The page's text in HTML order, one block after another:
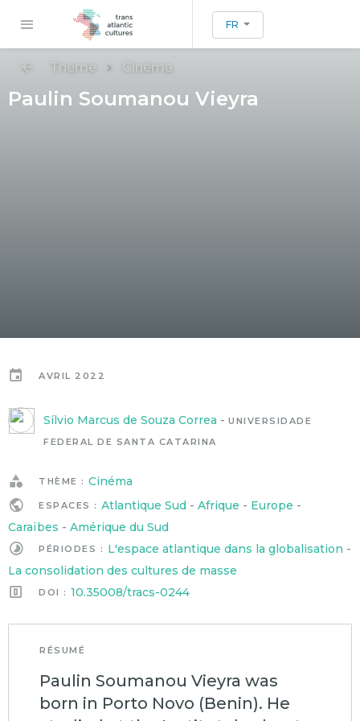
FR
Thème Cinéma
Paulin Soumanou Vieyra
AVRIL 2022
Sílvio Marcus de Souza Correa - UNIVERSIDADE
FEDERAL DE SANTA CATARINA
THÈME : Cinéma
ESPACES : Atlantique Sud - Afrique - Europe -
Caraïbes - Amérique du Sud
PÉRIODES : L'espace atlantique dans la globalisation -
La consolidation des cultures de masse
DOI : 10.35008/tracs-0244
RÉSUMÉ
Paulin Soumanou Vieyra was
born in Porto Novo (Benin). He